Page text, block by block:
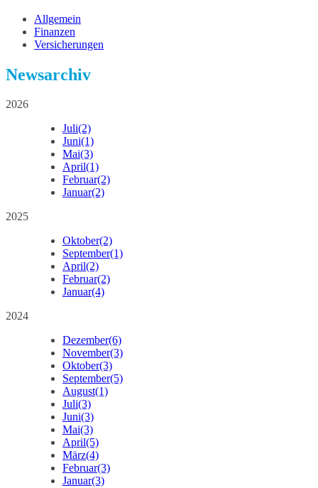
Allgemein
Finanzen
Versicherungen
Newsarchiv
2026
Juli(2)
Juni(1)
Mai(3)
April(1)
Februar(2)
Januar(2)
2025
Oktober(2)
September(1)
April(2)
Februar(2)
Januar(4)
2024
Dezember(6)
November(3)
Oktober(3)
September(5)
August(1)
Juli(3)
Juni(3)
Mai(3)
April(5)
März(4)
Februar(3)
Januar(3)